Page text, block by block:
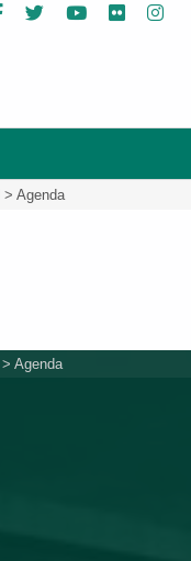
Facebook
Twitter YouTube
Flickr
> Agenda
>Agenda